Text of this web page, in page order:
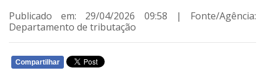
Publicado em: 29/04/2026 09:58 | Fonte/Agência:
Departamento de tributação
Compartilhar